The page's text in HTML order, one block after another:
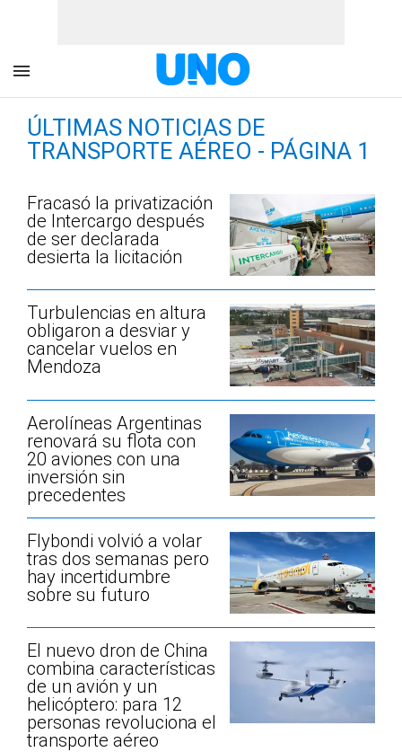
ÚLTIMAS NOTICIAS DE
TRANSPORTE AÉREO - PÁGINA 1
Fracasó la privatización
de Intercargo después
de ser declarada
desierta la licitación
Turbulencias en altura
obligaron a desviar y
cancelar vuelos en
Mendoza
Aerolíneas Argentinas
renovará su flota con
20 aviones con una
inversión sin
precedentes
Flybondi volvió a volar
tras dos semanas pero
hay incertidumbre
sobre su futuro
El nuevo dron de China
combina características
de un avión y un
helicóptero: para 12
personas revoluciona el
transporte aéreo